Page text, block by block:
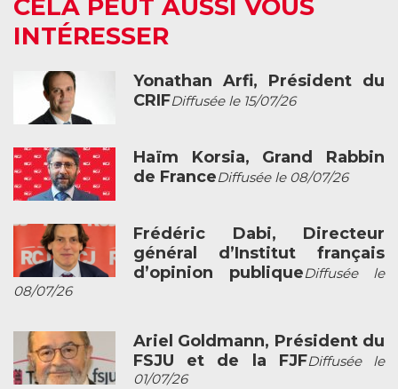
CELA PEUT AUSSI VOUS
INTÉRESSER
Yonathan Arfi, Président du
CRIFDiffusée le 15/07/26
Haïm Korsia, Grand Rabbin
de FranceDiffusée le 08/07/26
Frédéric Dabi, Directeur
général d’Institut français
d’opinion publiqueDiffusée le
08/07/26
Ariel Goldmann, Président du
FSJU et de la FJFDiffusée le
01/07/26